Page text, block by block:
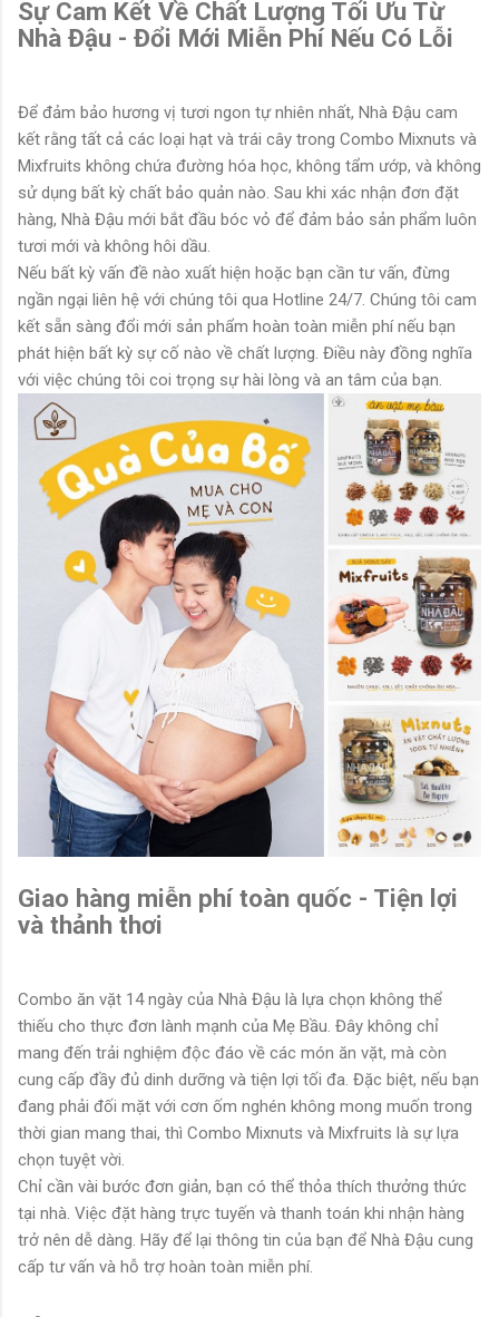
Sự Cam Kết Về Chất Lượng Tối Ưu Từ
Nhà Đậu - Đổi Mới Miễn Phí Nếu Có Lỗi
Để đảm bảo hương vị tươi ngon tự nhiên nhất, Nhà Đậu cam
kết rằng tất cả các loại hạt và trái cây trong Combo Mixnuts và
Mixfruits không chứa đường hóa học, không tẩm ướp, và không
sử dụng bất kỳ chất bảo quản nào. Sau khi xác nhận đơn đặt
hàng, Nhà Đậu mới bắt đầu bóc vỏ để đảm bảo sản phẩm luôn
tươi mới và không hôi dầu.
Nếu bất kỳ vấn đề nào xuất hiện hoặc bạn cần tư vấn, đừng
ngần ngại liên hệ với chúng tôi qua Hotline 24/7. Chúng tôi cam
kết sẵn sàng đổi mới sản phẩm hoàn toàn miễn phí nếu bạn
phát hiện bất kỳ sự cố nào về chất lượng. Điều này đồng nghĩa
với việc chúng tôi coi trọng sự hài lòng và an tâm của bạn.
Giao hàng miễn phí toàn quốc - Tiện lợi
và thảnh thơi
Combo ăn vặt 14 ngày của Nhà Đậu là lựa chọn không thể
thiếu cho thực đơn lành mạnh của Mẹ Bầu. Đây không chỉ
mang đến trải nghiệm độc đáo về các món ăn vặt, mà còn
cung cấp đầy đủ dinh dưỡng và tiện lợi tối đa. Đặc biệt, nếu bạn
đang phải đối mặt với cơn ốm nghén không mong muốn trong
thời gian mang thai, thì Combo Mixnuts và Mixfruits là sự lựa
chọn tuyệt vời.
Chỉ cần vài bước đơn giản, bạn có thể thỏa thích thưởng thức
tại nhà. Việc đặt hàng trực tuyến và thanh toán khi nhận hàng
trở nên dễ dàng. Hãy để lại thông tin của bạn để Nhà Đậu cung
cấp tư vấn và hỗ trợ hoàn toàn miễn phí.